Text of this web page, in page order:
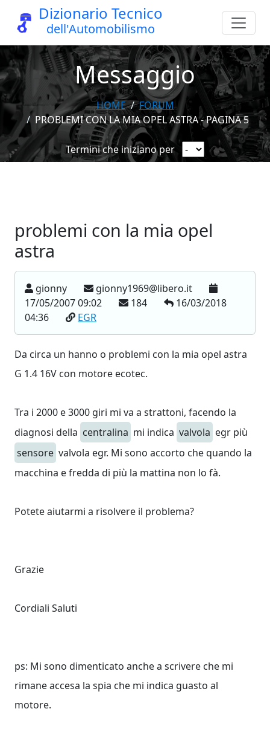
Dizionario Tecnico
dell'Automobilismo
Messaggio
HOME
FORUM
PROBLEMI CON LA MIA OPEL ASTRA - PAGINA 5
Termini che iniziano per
problemi con la mia opel
astra
gionny
gionny1969@libero.it
17/05/2007 09:02
184
16/03/2018
04:36
EGR
Da circa un hanno o problemi con la mia opel astra
G 1.4 16V con motore ecotec.
Tra i 2000 e 3000 giri mi va a strattoni, facendo la
diagnosi della centralina mi indica valvola egr più
sensore valvola egr. Mi sono accorto che quando la
macchina e fredda di più la mattina non lo fà.
Potete aiutarmi a risolvere il problema?
Grazie
Cordiali Saluti
ps: Mi sono dimenticato anche a scrivere che mi
rimane accesa la spia che mi indica guasto al
motore.